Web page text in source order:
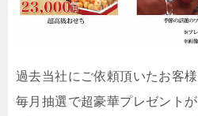
過去当社にご依頼頂いたお客
毎月抽選で超豪華プレゼント